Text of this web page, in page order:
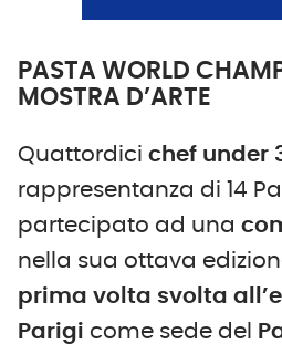
PASTA WORLD
MOSTRA D’ARTE
Quattordici chef under
rappresentanza di 14
partecipato ad una
nella sua ottava
prima volta svolta
Parigi come sede del